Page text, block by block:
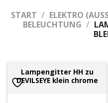
START / ELEKTRO
BELEUCHTUNG /
Lampengitter HH zu
DEVILSEYE klein chrome